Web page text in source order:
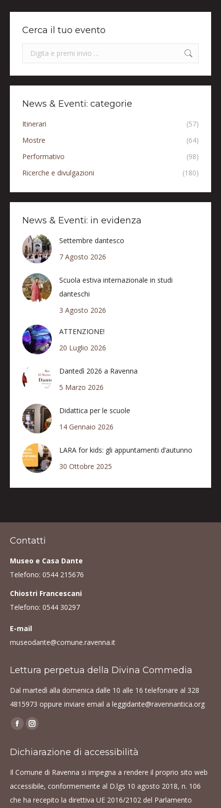
Cerca il tuo evento
Search:
News & Eventi: categorie
Itinerari
(57)
Mostre
(64)
Performativo
(98)
Ricerche e divulgazioni
(180)
News & Eventi: in evidenza
Settembre dantesco
7 Agosto 2026
Scuola estiva internazionale in studi
danteschi
3 Agosto 2026
ATTENZIONE!
20 Luglio 2026
Dantedì 2026 a Ravenna
5 Marzo 2026
Didattica per le scuole
14 Gennaio 2026
LARA for kids: gli appuntamenti d’autunno
30 Ottobre 2025
Contatti
Museo e Casa Dante
Telefono: 0544 215676
Chiostri Francescani
Telefono: 0544 30297
E-mail
museodante@comune.ravenna.it
Lettura perpetua della Divina Commedia
Dal martedì alla domenica dalle 10 alle 16 telefonare al 328
4815973 oppure inviare email a leggidante@ravennantica.org
Find us on:
Facebook
opens
Instagram
opens
Dichiarazione di accessibilità
Il Comune di Ravenna si impegna a rendere il proprio sito web
accessibile, conformemente al D.lgs 10 agosto 2018, n. 106
che ha recepito la direttiva UE 2016/2102 del Parlamento